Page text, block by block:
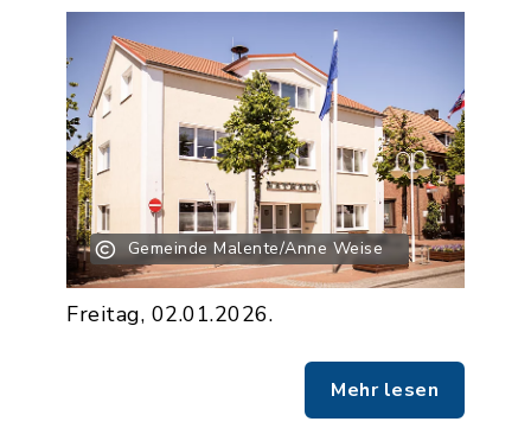
Gemeinde Malente/Anne Weise
Freitag, 02.01.2026.
Mehr lesen